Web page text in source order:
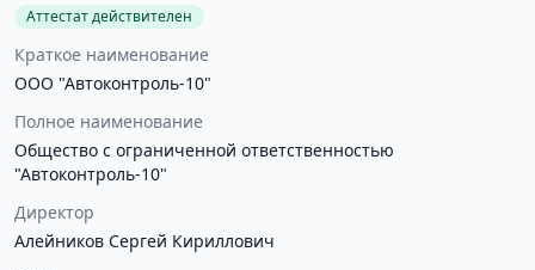
Аттестат действителен
Краткое наименование
ООО "Автоконтроль-10"
Полное наименование
Общество с ограниченной ответственностью
"Автоконтроль-10"
Директор
Алейников Сергей Кириллович